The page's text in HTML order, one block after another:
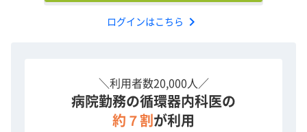
ログインはこちら chevron_right
＼利用者数20,000人／
病院勤務の循環器内科医の
約７割 が利用